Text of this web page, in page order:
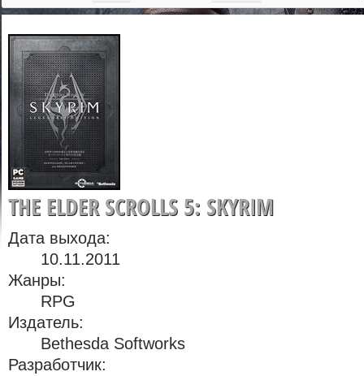
THE ELDER SCROLLS 5: SKYRIM
Дата выхода:
10.11.2011
Жанры:
RPG
Издатель:
Bethesda Softworks
Разработчик: